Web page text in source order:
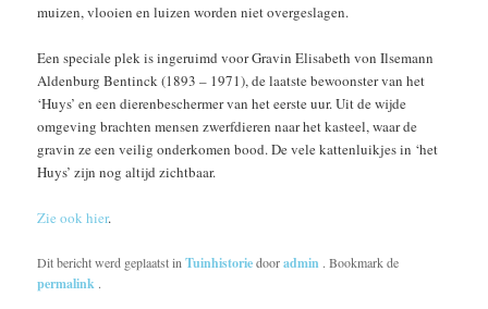
muizen, vlooien en luizen worden niet overgeslagen.
Een speciale plek is ingeruimd voor Gravin Elisabeth von Ilsemann
Aldenburg Bentinck (1893 – 1971), de laatste bewoonster van het
‘Huys’ en een dierenbeschermer van het eerste uur. Uit de wijde
omgeving brachten mensen zwerfdieren naar het kasteel, waar de
gravin ze een veilig onderkomen bood. De vele kattenluikjes in ‘het
Huys’ zijn nog altijd zichtbaar.
Zie ook hier.
Dit bericht werd geplaatst inTuinhistoriedooradmin . Bookmark de
permalink .